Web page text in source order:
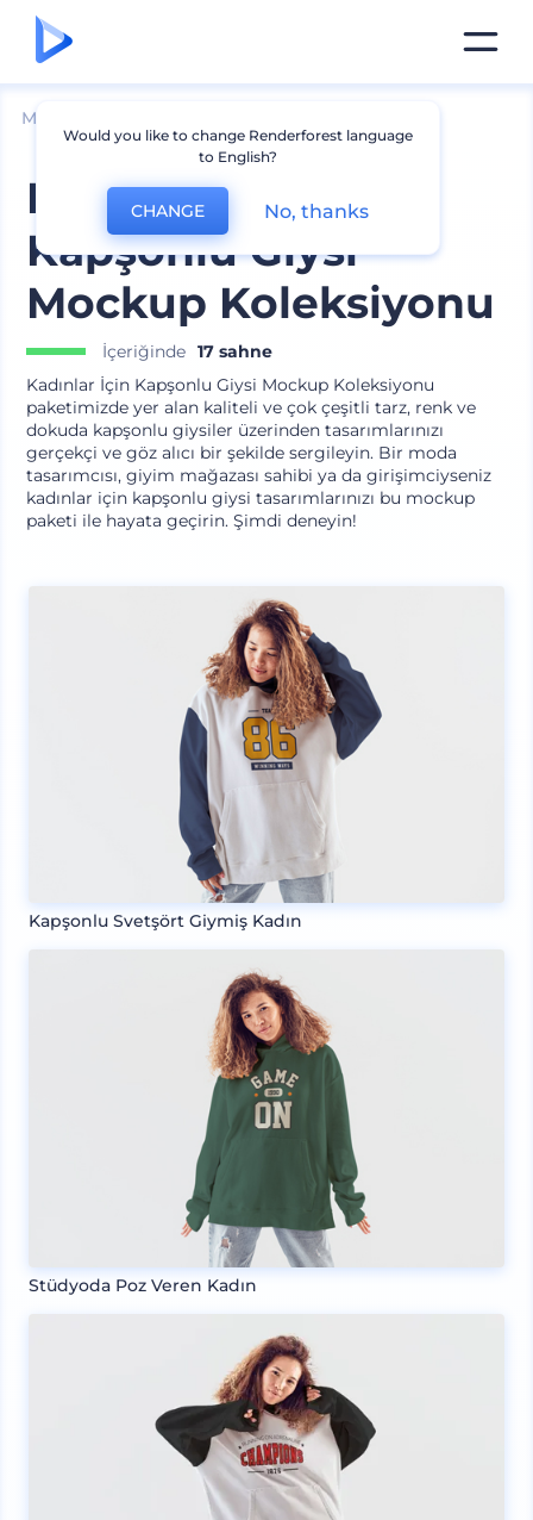
Mockuplar
Kadınlar İçin
Kapşonlu Giysi
Mockup Koleksiyonu
İçeriğinde 17 sahne
Kadınlar İçin Kapşonlu Giysi Mockup Koleksiyonu
paketimizde yer alan kaliteli ve çok çeşitli tarz, renk ve
dokuda kapşonlu giysiler üzerinden tasarımlarınızı
gerçekçi ve göz alıcı bir şekilde sergileyin. Bir moda
tasarımcısı, giyim mağazası sahibi ya da girişimciyseniz
kadınlar için kapşonlu giysi tasarımlarınızı bu mockup
paketi ile hayata geçirin. Şimdi deneyin!
Kapşonlu Svetşört Giymiş Kadın
Stüdyoda Poz Veren Kadın
Would you like to change Renderforest language
to English?
CHANGE No, thanks